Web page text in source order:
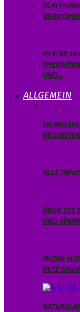
HINTER
UND…
ALLGEMEIN
ALLE
ÜBER 333
ND
MUSIK-
IHRE